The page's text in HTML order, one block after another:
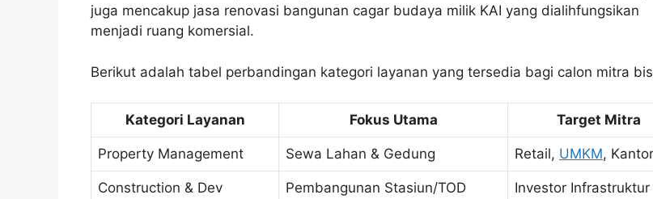
juga mencakup jasa renovasi bangunan cagar budaya milik KAI yang dialihfungsikan
menjadi ruang komersial.
Berikut adalah tabel perbandingan kategori layanan yang tersedia bagi calon mitra
Kategori Layanan Fokus Utama Target Mitra
Property Management Sewa Lahan & Gedung Retail, UMKM, Kantor
Construction & Dev Pembangunan Stasiun/TOD Investor Infrastruktur